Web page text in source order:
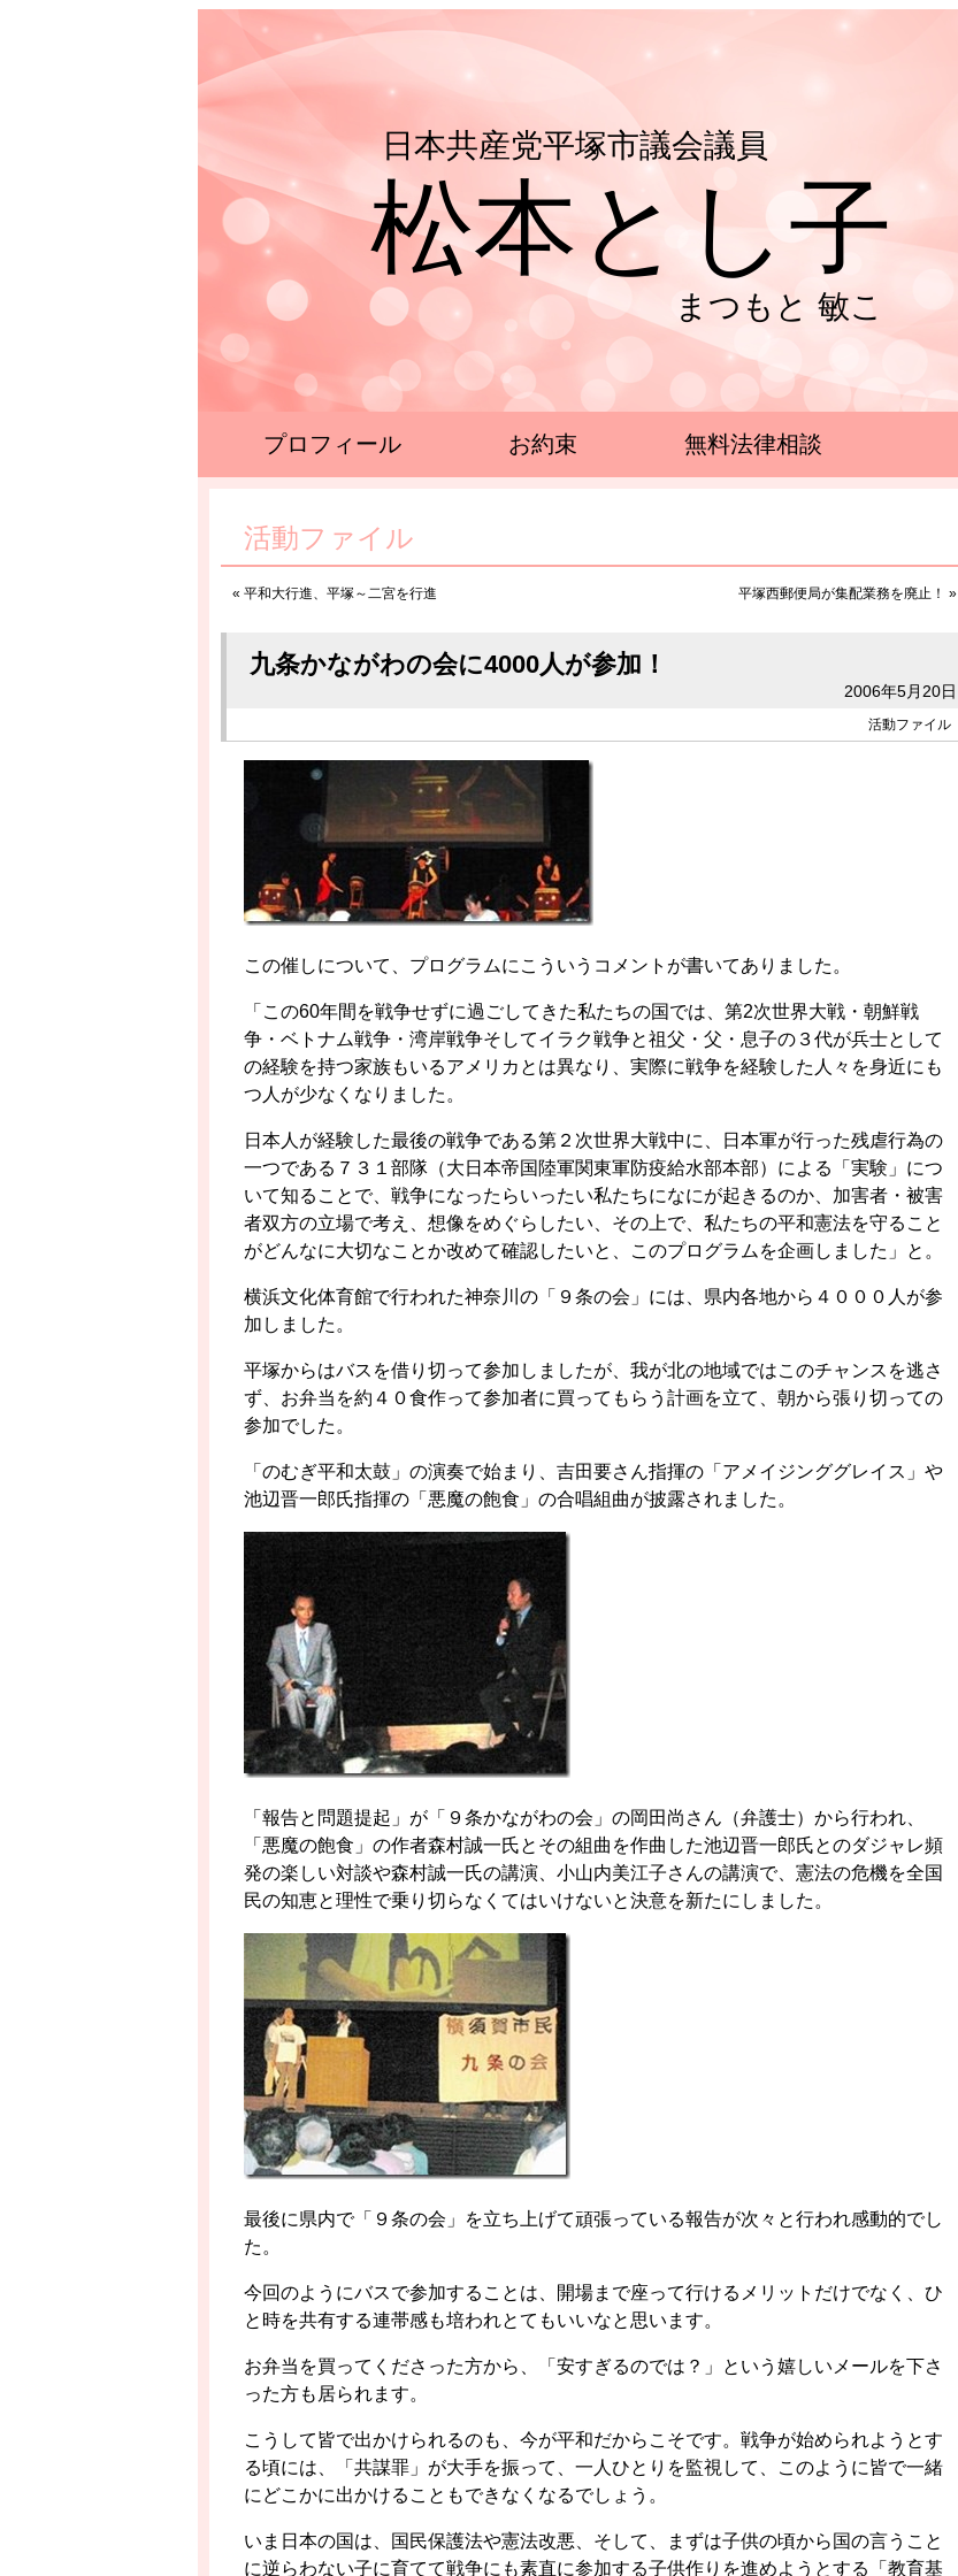
松本とし子
まつもと 敏こ
日本共産党平塚市議会議員
プロフィール お約束 無料法律相談
活動ファイル
« 平和大行進、平塚～二宮を行進 平塚西郵便局が集配業務を廃止！ »
九条かながわの会に4000人が参加！
2006年5月20日
活動ファイル
この催しについて、プログラムにこういうコメントが書いてありました。
「この60年間を戦争せずに過ごしてきた私たちの国では、第2次世界大戦・朝鮮戦
争・ベトナム戦争・湾岸戦争そしてイラク戦争と祖父・父・息子の３代が兵士として
の経験を持つ家族もいるアメリカとは異なり、実際に戦争を経験した人々を身近にも
つ人が少なくなりました。
日本人が経験した最後の戦争である第２次世界大戦中に、日本軍が行った残虐行為の
一つである７３１部隊（大日本帝国陸軍関東軍防疫給水部本部）による「実験」につ
いて知ることで、戦争になったらいったい私たちになにが起きるのか、加害者・被害
者双方の立場で考え、想像をめぐらしたい、その上で、私たちの平和憲法を守ること
がどんなに大切なことか改めて確認したいと、このプログラムを企画しました」と。
横浜文化体育館で行われた神奈川の「９条の会」には、県内各地から４０００人が参
加しました。
平塚からはバスを借り切って参加しましたが、我が北の地域ではこのチャンスを逃さ
ず、お弁当を約４０食作って参加者に買ってもらう計画を立て、朝から張り切っての
参加でした。
「のむぎ平和太鼓」の演奏で始まり、吉田要さん指揮の「アメイジンググレイス」や
池辺晋一郎氏指揮の「悪魔の飽食」の合唱組曲が披露されました。
「報告と問題提起」が「９条かながわの会」の岡田尚さん（弁護士）から行われ、
「悪魔の飽食」の作者森村誠一氏とその組曲を作曲した池辺晋一郎氏とのダジャレ頻
発の楽しい対談や森村誠一氏の講演、小山内美江子さんの講演で、憲法の危機を全国
民の知恵と理性で乗り切らなくてはいけないと決意を新たにしました。
最後に県内で「９条の会」を立ち上げて頑張っている報告が次々と行われ感動的でし
た。
今回のようにバスで参加することは、開場まで座って行けるメリットだけでなく、ひ
と時を共有する連帯感も培われとてもいいなと思います。
お弁当を買ってくださった方から、「安すぎるのでは？」という嬉しいメールを下さ
った方も居られます。
こうして皆で出かけられるのも、今が平和だからこそです。戦争が始められようとす
る頃には、「共謀罪」が大手を振って、一人ひとりを監視して、このように皆で一緒
にどこかに出かけることもできなくなるでしょう。
いま日本の国は、国民保護法や憲法改悪、そして、まずは子供の頃から国の言うこと
に逆らわない子に育てて戦争にも素直に参加する子供作りを進めようとする「教育基